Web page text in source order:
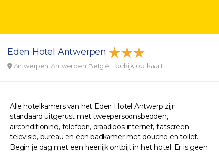
Eden Hotel Antwerpen
Antwerpen, Antwerpen, België bekijk op kaart
Alle hotelkamers van het Eden Hotel Antwerp zijn
standaard uitgerust met tweepersoonsbedden,
airconditioning, telefoon, draadloos internet, flatscreen
televisie, bureau en een badkamer met douche en toilet.
Begin je dag met een heerlijk ontbijt in het hotel. Er is geen